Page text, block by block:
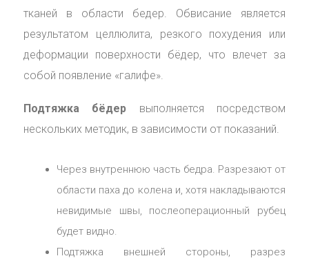
тканей в области бедер. Обвисание является
результатом целлюлита, резкого похудения или
деформации поверхности бёдер, что влечет за
собой появление «галифе».
Подтяжка бёдер выполняется посредством
нескольких методик, в зависимости от показаний.
Через внутреннюю часть бедра. Разрезают от
области паха до колена и, хотя накладываются
невидимые швы, послеоперационный рубец
будет видно.
Подтяжка внешней стороны, разрез